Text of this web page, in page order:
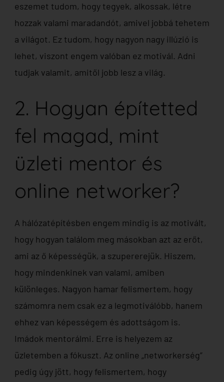
eszemet tudom, hogy tegyek, alkossak, létre
hozzak valami maradandót, amivel jobbá tehetem
a világot. Ez tudom, hogy nagyon nagy illúzió is
lehet, viszont engem valóban ez motivál. Adni
tudjak valamit, amitől jobb lesz a világ.
2. Hogyan építetted
fel magad, mint
üzleti mentor és
online networker?
A hálózatépítésben engem mindig is az motivált,
hogy hogyan találom meg másokban azt az erőt,
ami az ő képességük, a szupererejük. Hiszem,
hogy mindenkinek van valami, amiben
különleges. Nagyon hamar felismertem, hogy
számomra nem csak ez a legmotiválóbb, hanem
ehhez van képességem és adottságom is.
Imádok mentorálmi. Erre is helyezem az
üzletemben a fókuszt. Az online „networkerség”
pedig úgy jött, hogy felismertem, hogy